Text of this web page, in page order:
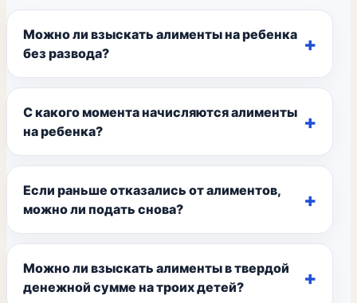
Можно ли взыскать алименты на ребенка
без развода?
С какого момента начисляются алименты
на ребенка?
Если раньше отказались от алиментов,
можно ли подать снова?
Можно ли взыскать алименты в твердой
денежной сумме на троих детей?